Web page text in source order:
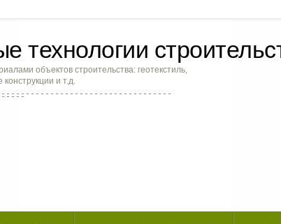
технологии
объектов строительства: геотекстиль,
конструкции и т.д.